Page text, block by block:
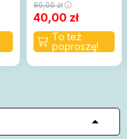
90,00zł
40,00 zł